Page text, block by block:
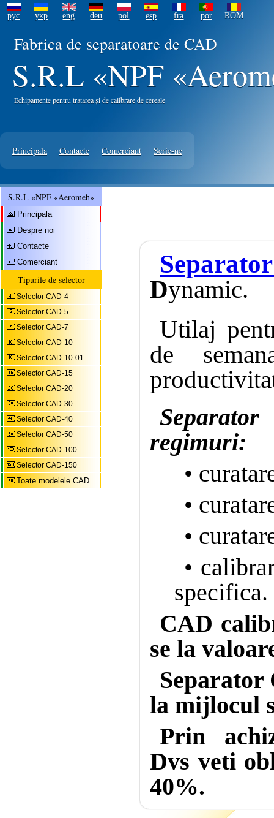
рус укр eng deu pol esp fra por ROM
Fabrica de separatoare de CAD
S.R.L «NPF
Echipamente pentru tratarea și de calibrare de cereale
Principala Contacte Comerciant Scrie-ne
S.R.L «NPF «Aeromeh»
Principala
Despre noi
Contacte
Comerciant
Tipurile de selector
Selector CAD-4
Selector CAD-5
Selector CAD-7
Selector CAD-10
Selector CAD-10-01
Selector CAD-15
Selector CAD-20
Selector CAD-30
Selector CAD-40
Selector CAD-50
Selector CAD-100
Selector CAD-150
Toate modelele CAD
Dynamic.
Utilaj
de
regimuri:
•
•
•
•
specifica.
CAD
se la
Separator
la mijlocul
Prin
Dvs veti
40%.